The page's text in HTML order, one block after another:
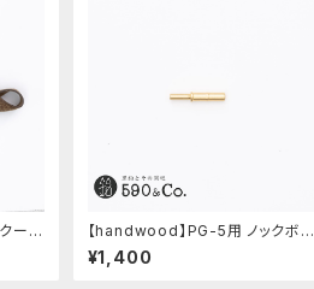
ード
【handwood】PG-5用 ノックボタ
ン (真鍮)
¥1,400